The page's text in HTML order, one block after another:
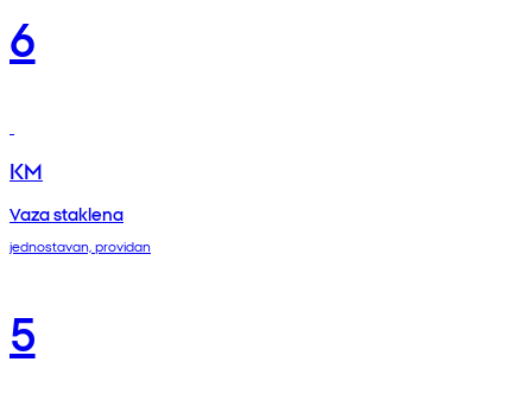
6
KM
Vaza staklena
jednostavan, providan
5